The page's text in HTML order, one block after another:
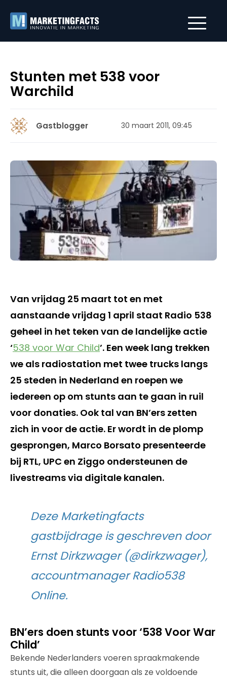
Stunten met 538 voor
Warchild
Gastblogger 30 maart 2011, 09:45
Van vrijdag 25 maart tot en met
aanstaande vrijdag 1 april staat Radio 538
geheel in het teken van de landelijke actie
‘538 voor War Child’. Een week lang trekken
we als radiostation met twee trucks langs
25 steden in Nederland en roepen we
iedereen op om stunts aan te gaan in ruil
voor donaties. Ook tal van BN’ers zetten
zich in voor de actie. Er wordt in de plomp
gesprongen, Marco Borsato presenteerde
bij RTL, UPC en Ziggo ondersteunen de
livestreams via digitale kanalen.
Deze Marketingfacts
gastbijdrage is geschreven door
Ernst Dirkzwager (@dirkzwager),
accountmanager Radio538
Online.
BN’ers doen stunts voor ‘538 Voor War
Child’
Bekende Nederlanders voeren spraakmakende
stunts uit, die alleen doorgaan als ze voldoende